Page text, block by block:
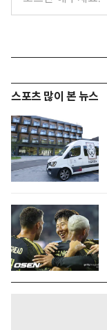
스포츠 많이 본 뉴스